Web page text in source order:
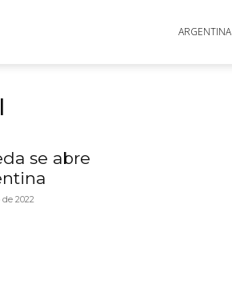
ARGENTINA
se abre
2022